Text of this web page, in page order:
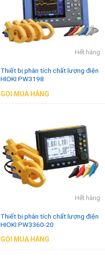
Hết hàng
Thiết bị phân tích chất lượng điện
HIOKI PW3198
GỌI MUA HÀNG
Hết hàng
Thiết bị phân tích chất lượng điện
HIOKI PW3360-20
GỌI MUA HÀNG